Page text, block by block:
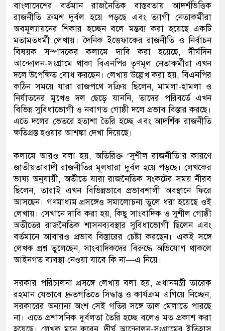
বাংলাদেশের বর্তমান রাজনৈতিক বাস্তবতায় আদর্শভিত্তিক
রাজনীতি ক্রমশ দুর্বল হয়ে পড়ছে এবং ত্যাগী নেতাকর্মীরা
অবমূল্যায়নের শিকার হচ্ছেন বলে মন্তব্য করা হয়েছে একটি
মতামতধর্মী লেখায়। দৈনিক ইত্তেফাকের রাজনীতি ও নির্বাচন
বিষয়ক সম্পাদকের কলামে দাবি করা হয়েছে, দীর্ঘদিন
আন্দোলন-সংগ্রামে থাকা বিএনপির তৃণমূল নেতাকর্মীরা এখন
দলে উপেক্ষিত বোধ করছেন। লেখায় উল্লেখ করা হয়, বিএনপির
কঠিন সময়ে যারা রাজপথে সক্রিয় ছিলেন, মামলা-হামলা ও
নির্যাতনের মুখেও দল ছেড়ে যাননি, তাদের পরিবর্তে এখন
বিভিন্ন সুবিধাভোগী ও নবাগত গোষ্ঠী দলে প্রভাব বিস্তার করছে।
এতে দলের ভেতরে হতাশা তৈরি হচ্ছে এবং আদর্শিক রাজনীতি
ক্ষতিগ্রস্ত হওয়ার আশঙ্কা দেখা দিয়েছে।
কলামে আরও বলা হয়, অতিরিক্ত ‘সুশীল রাজনীতি’র কারণে
জাতীয়তাবাদী রাজনীতির মূলধারা দুর্বল হয়ে পড়ছে। লেখকের
ভাষ্য অনুযায়ী, অতীতে যারা রাজনৈতিক সংকটের সময় নীরব
ছিলেন, তারাই এখন বিভিন্নভাবে প্রভাবশালী অবস্থানে ফিরে
আসছেন। গণমাধ্যম প্রসঙ্গেও সমালোচনা তুলে ধরা হয়েছে ওই
লেখায়। সেখানে দাবি করা হয়, কিছু সাংবাদিক ও সুশীল গোষ্ঠী
অতীতের রাজনৈতিক শাসনব্যবস্থার সুবিধাভোগী ছিলেন এবং
বর্তমানে আবারও প্রভাব বিস্তারের চেষ্টা করছেন। একই সঙ্গে
লেখক প্রশ্ন তুলেছেন, সাংবাদিকদের বিরুদ্ধে অভিযোগ থাকলে
আইনগত ব্যবস্থা নেওয়া যাবে কি না—এ নিয়ে।
সরকার পরিচালনা প্রসঙ্গে লেখায় বলা হয়, প্রধানমন্ত্রী তারেক
রহমান যেভাবে দ্রুতগতিতে সিদ্ধান্ত ও কার্যক্রম এগিয়ে নিচ্ছেন,
সরকারের অন্যান্য অংশ সেই গতির সঙ্গে তাল মেলাতে পারছে
না। এতে প্রশাসনিক দুর্বলতা তৈরি হচ্ছে বলেও মত প্রকাশ করা